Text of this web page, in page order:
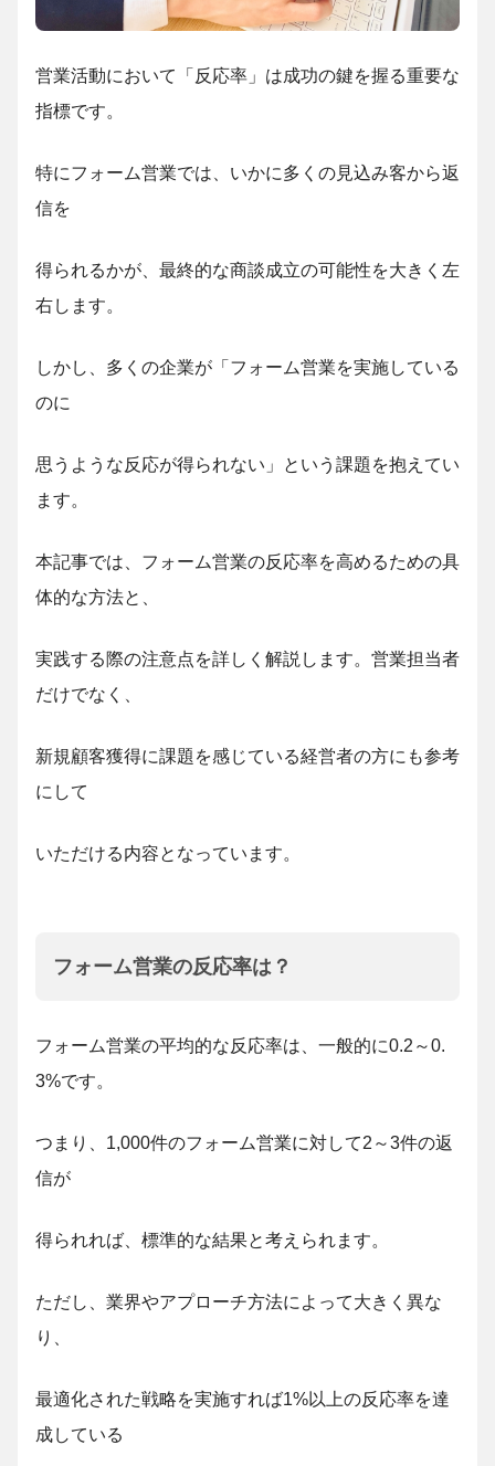
営業活動において「反応率」は成功の鍵を握る重要な
指標です。
特にフォーム営業では、いかに多くの見込み客から返
信を
得られるかが、最終的な商談成立の可能性を大きく左
右します。
しかし、多くの企業が「フォーム営業を実施している
のに
思うような反応が得られない」という課題を抱えてい
ます。
本記事では、フォーム営業の反応率を高めるための具
体的な方法と、
実践する際の注意点を詳しく解説します。営業担当者
だけでなく、
新規顧客獲得に課題を感じている経営者の方にも参考
にして
いただける内容となっています。
フォーム営業の反応率は？
フォーム営業の平均的な反応率は、一般的に0.2～0.
3%です。
つまり、1,000件のフォーム営業に対して2～3件の返
信が
得られれば、標準的な結果と考えられます。
ただし、業界やアプローチ方法によって大きく異な
り、
最適化された戦略を実施すれば1%以上の反応率を達
成している